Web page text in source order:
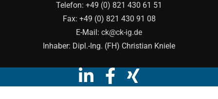
Telefon: +49 (0) 821 430 61 51
Fax: +49 (0) 821 430 91 08
E-Mail: ck@ck-ig.de
Inhaber: Dipl.-Ing. (FH) Christian Kniele